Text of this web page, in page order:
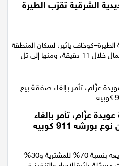
الشرقية تقرّب الطيرة
يائير، لسكان المنطقة
الوصول إلى محطة رأس العين شمال خلال 11 دقيقة، ومنها إلى تل
عزّام، تأمر بإلغاء
911 كوبيه
مصادرة جزئية لمبلغ التأمين وتوزيعه بنسبة 70% للمشترية و30%